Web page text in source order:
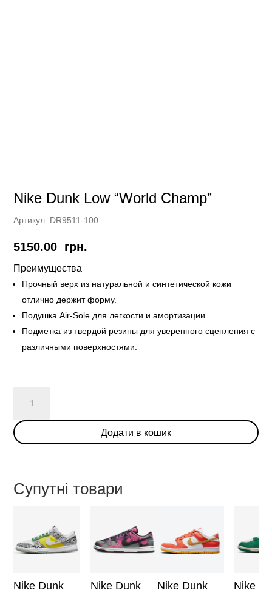
Nike Dunk Low “World Champ”
Артикул: DR9511-100
5150.00 грн.
Преимущества
Прочный верх из натуральной и синтетической кожи
отлично держит форму.
Подушка Air-Sole для легкости и амортизации.
Подметка из твердой резины для уверенного сцепления с
различными поверхностями.
Dunk
Low
“World
Додати в кошик
Супутні товари
Nike Dunk
Nike Dunk
Nike Dunk
Nike